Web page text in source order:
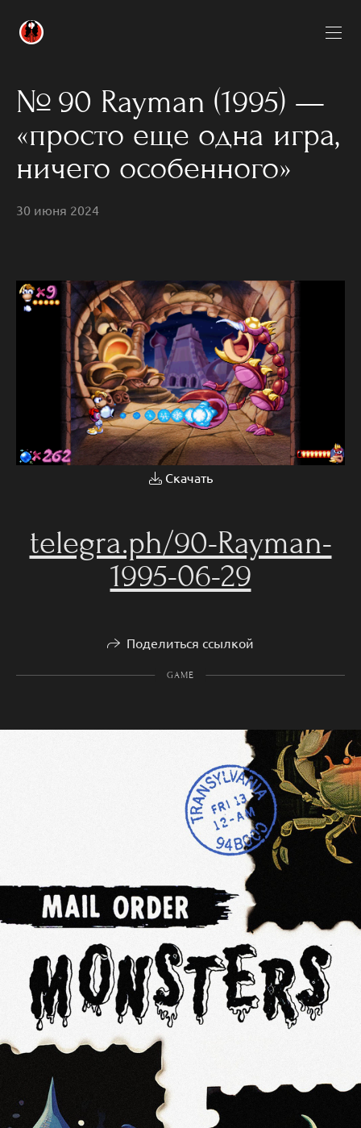
№ 90 Rayman (1995) —
«просто еще одна игра,
ничего особенного»
30 июня 2024
Скачать
telegra.ph/90-Rayman-
1995-06-29
Поделиться ссылкой
GAME